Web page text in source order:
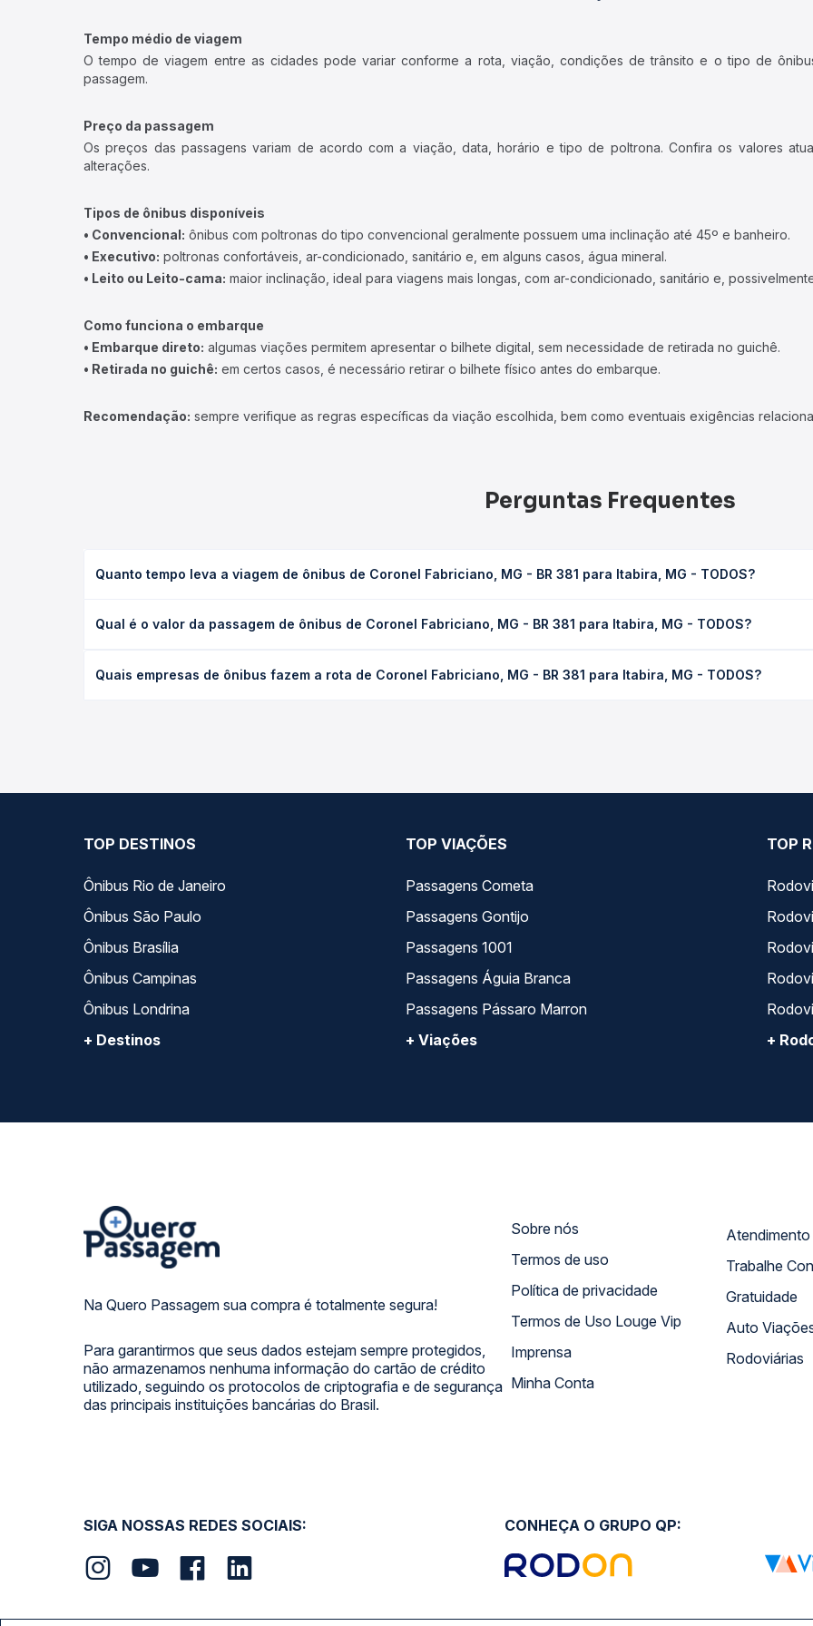
Tempo médio de viagem
O tempo de viagem entre as cidades pode variar conforme a rota, viação, condições de trânsito e o tipo de
passagem.
Preço da passagem
Os preços das passagens variam de acordo com a viação, data, horário e tipo de poltrona. Confira os valores
alterações.
Tipos de ônibus disponíveis
• Convencional: ônibus com poltronas do tipo convencional geralmente possuem uma inclinação até 45º e banheiro.
• Executivo: poltronas confortáveis, ar-condicionado, sanitário e, em alguns casos, água mineral.
• Leito ou Leito-cama: maior inclinação, ideal para viagens mais longas, com ar-condicionado, sanitário e,
Como funciona o embarque
• Embarque direto: algumas viações permitem apresentar o bilhete digital, sem necessidade de retirada no guichê.
• Retirada no guichê: em certos casos, é necessário retirar o bilhete físico antes do embarque.
Recomendação: sempre verifique as regras específicas da viação escolhida, bem como eventuais exigências
Perguntas Frequentes
Quanto tempo leva a viagem de ônibus de Coronel Fabriciano, MG - BR 381 para Itabira, MG - TODOS?
(convencional, executivo ou leito) e as condições de tráfego. Na Quero Passagem você consulta os horários
Qual é o valor da passagem de ônibus de Coronel Fabriciano, MG - BR 381 para Itabira, MG - TODOS?
tipo de poltrona e a antecedência da compra. Na Quero Passagem você compara os preços de todas as viações em
Quais empresas de ônibus fazem a rota de Coronel Fabriciano, MG - BR 381 para Itabira, MG - TODOS?
TOP DESTINOS
Ônibus Rio de Janeiro
Ônibus São Paulo
Ônibus Brasília
Ônibus Campinas
Ônibus Londrina
+ Destinos
TOP VIAÇÕES
Passagens Cometa
Passagens Gontijo
Passagens 1001
Passagens Águia Branca
Passagens Pássaro Marron
+ Viações
TOP
+
Na Quero Passagem sua compra é totalmente segura!
Para garantirmos que seus dados estejam sempre protegidos,
não armazenamos nenhuma informação do cartão de crédito
utilizado, seguindo os protocolos de criptografia e de segurança
das principais instituições bancárias do Brasil.
Sobre nós
Termos de uso
Política de privacidade
Termos de Uso Louge Vip
Imprensa
Minha Conta
Trabalhe
Gratuidade
Auto
Rodoviárias
SIGA NOSSAS REDES SOCIAIS: CONHEÇA O GRUPO QP: